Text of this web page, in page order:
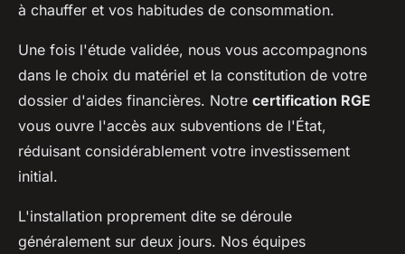
à chauffer et vos habitudes de consommation.
Une fois l'étude validée, nous vous accompagnons
dans le choix du matériel et la constitution de votre
dossier d'aides financières. Notre certification RGE
vous ouvre l'accès aux subventions de l'État,
réduisant considérablement votre investissement
initial.
L'installation proprement dite se déroule
généralement sur deux jours. Nos équipes